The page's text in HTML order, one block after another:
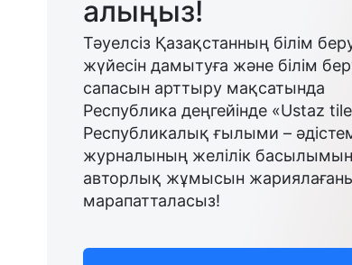
алыңыз!
Тәуелсіз Қазақстанның білім
жүйесін дамытуға және білім
сапасын арттыру мақсатында
Республика деңгейінде «Ustaz
Республикалық ғылыми –
журналының желілік
авторлық жұмысын
марапатталасыз!